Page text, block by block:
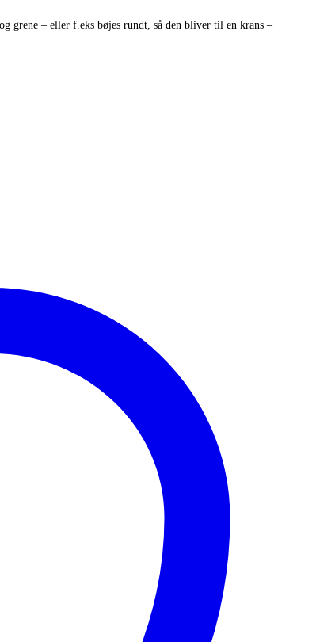
grene – eller f.eks bøjes rundt, så den bliver til en krans –